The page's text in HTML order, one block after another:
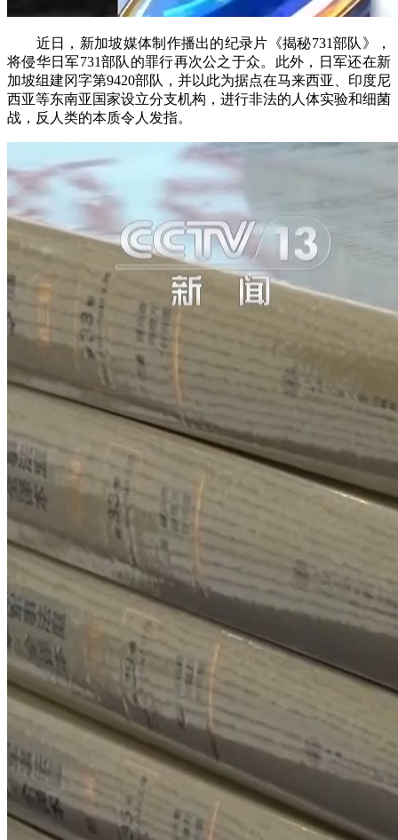
近日，新加坡媒体制作播出的纪录片《揭秘731部队》，
将侵华日军731部队的罪行再次公之于众。此外，日军还在新
加坡组建冈字第9420部队，并以此为据点在马来西亚、印度尼
西亚等东南亚国家设立分支机构，进行非法的人体实验和细菌
战，反人类的本质令人发指。